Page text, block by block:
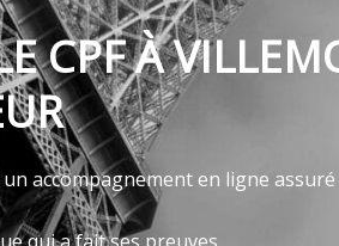
CPF À
accompagnement en ligne